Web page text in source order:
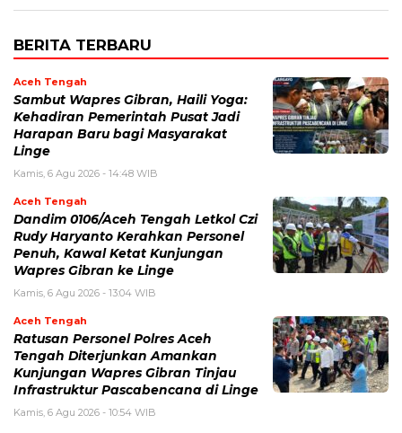
BERITA TERBARU
Aceh Tengah
‎Sambut Wapres Gibran, Haili Yoga:
Kehadiran Pemerintah Pusat Jadi
Harapan Baru bagi Masyarakat
Linge
Kamis, 6 Agu 2026 - 14:48 WIB
Aceh Tengah
Dandim 0106/Aceh Tengah Letkol Czi
Rudy Haryanto Kerahkan Personel
Penuh, Kawal Ketat Kunjungan
Wapres Gibran ke Linge
Kamis, 6 Agu 2026 - 13:04 WIB
Aceh Tengah
Ratusan Personel Polres Aceh
Tengah Diterjunkan Amankan
Kunjungan Wapres Gibran Tinjau
Infrastruktur Pascabencana di Linge
Kamis, 6 Agu 2026 - 10:54 WIB